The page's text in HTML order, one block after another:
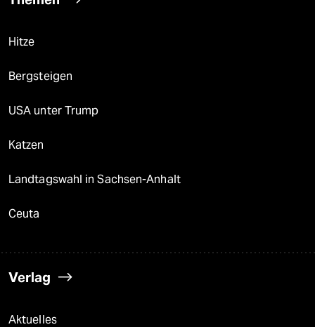
Hitze
Bergsteigen
USA unter Trump
Katzen
Landtagswahl in Sachsen-Anhalt
Ceuta
Verlag
Aktuelles